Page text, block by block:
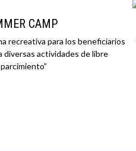
CAMP
recreativa para los beneficiarios
diversas actividades de libre